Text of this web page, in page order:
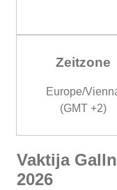
Zeitzone
Europe/
(GMT +2)
Vaktija
2026